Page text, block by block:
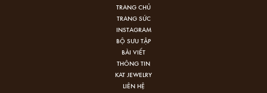
TRANG CHỦ
TRANG SỨC
INSTAGRAM
BỘ SƯU TẬP
BÀI VIẾT
THÔNG TIN
KAT JEWELRY
LIÊN HỆ